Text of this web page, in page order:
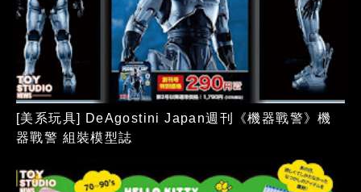
[美系玩具] DeAgostini Japan週刊《機器戰警》機
器戰警 組裝模型誌